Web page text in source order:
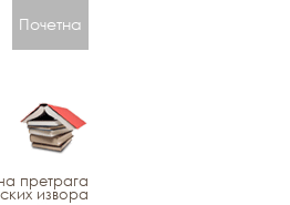
Почетна
претрага
извора